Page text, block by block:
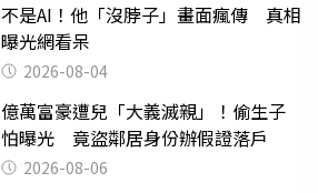
不是AI！他「沒脖子」畫面瘋傳 真相
曝光網看呆
2026-08-04
億萬富豪遭兒「大義滅親」！偷生子
怕曝光 竟盜鄰居身份辦假證落戶
2026-08-06